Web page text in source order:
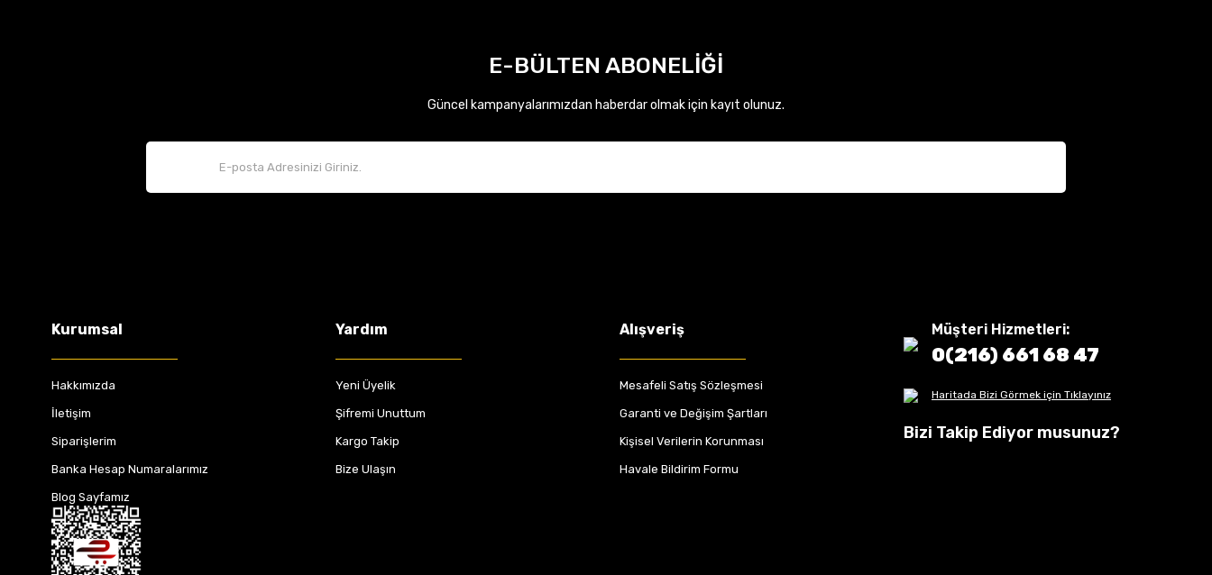
E-BÜLTEN ABONELİĞİ
Güncel kampanyalarımızdan haberdar olmak için kayıt olunuz.
Kurumsal
Hakkımızda
İletişim
Siparişlerim
Banka Hesap Numaralarımız
Blog Sayfamız
Yardım
Yeni Üyelik
Şifremi Unuttum
Kargo Takip
Bize Ulaşın
Alışveriş
Mesafeli Satış Sözleşmesi
Garanti ve Değişim Şartları
Kişisel Verilerin Korunması
Havale Bildirim Formu
Müşteri Hizmetleri:
0(216) 661 68 47
Haritada Bizi Görmek için Tıklayınız
Bizi Takip Ediyor musunuz?